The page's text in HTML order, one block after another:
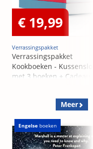
€ 19,99
Verrassingspakket
Verrassingspakket
Kookboeken -
met 3 boeken + Cadeau
Meer
Engelse boeken